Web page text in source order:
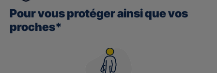
Pour vous protéger ainsi que vos
proches*